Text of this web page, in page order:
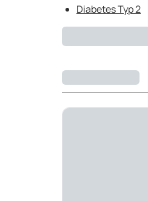
Diabetes Typ 2